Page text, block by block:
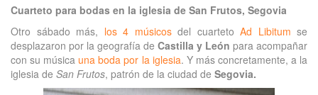
Cuarteto para bodas en la iglesia de San Frutos, Segovia
Otro sábado más, los 4 músicosdel cuarteto Ad Libitum se
desplazaron por la geografía de Castilla y León para acompañar
con su música una boda por la iglesia. Y más concretamente, a la
iglesia de San Frutos, patrón de la ciudad de Segovia.